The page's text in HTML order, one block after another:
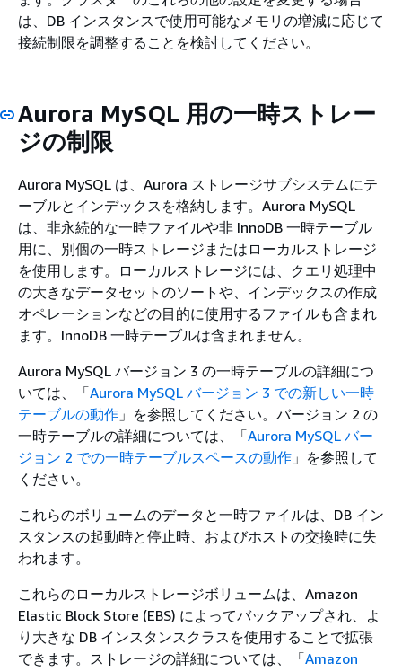
は、DB インスタンスで使用可能なメモリの増減に応じて
接続制限を調整することを検討してください。
Aurora MySQL 用の一時ストレー
ジの制限
Aurora MySQL は、Aurora ストレージサブシステムにテ
ーブルとインデックスを格納します。Aurora MySQL
は、非永続的な一時ファイルや非 InnoDB 一時テーブル
用に、別個の一時ストレージまたはローカルストレージ
を使用します。ローカルストレージには、クエリ処理中
の大きなデータセットのソートや、インデックスの作成
オペレーションなどの目的に使用するファイルも含まれ
ます。InnoDB 一時テーブルは含まれません。
Aurora MySQL バージョン 3 の一時テーブルの詳細につ
いては、「Aurora MySQL バージョン 3 での新しい一時
テーブルの動作 」を参照してください。バージョン 2 の
一時テーブルの詳細については、「Aurora MySQL バー
ジョン 2 での一時テーブルスペースの動作 」を参照して
ください。
これらのボリュームのデータと一時ファイルは、DB イン
スタンスの起動時と停止時、およびホストの交換時に失
われます。
これらのローカルストレージボリュームは、Amazon
Elastic Block Store (EBS) によってバックアップされ、よ
り大きな DB インスタンスクラスを使用することで拡張
できます。ストレージの詳細については、「Amazon